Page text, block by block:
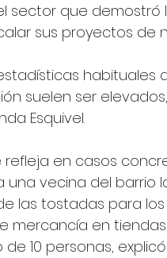
sector que demostró
sus proyectos de
habituales
suelen ser
Esquivel.
en casos
vecina del barrio
las tostadas para
mercancía en
10 personas,